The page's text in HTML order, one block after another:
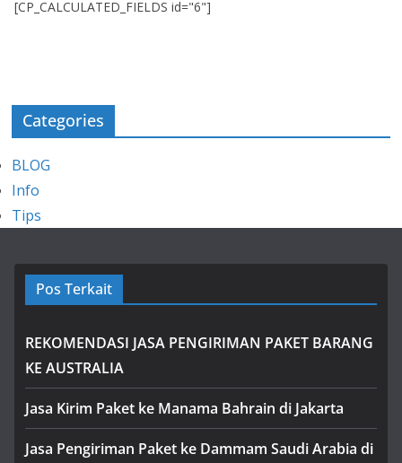
[CP_CALCULATED_FIELDS id="6"]
Categories
BLOG
Info
Tips
Pos Terkait
REKOMENDASI JASA PENGIRIMAN PAKET BARANG
KE AUSTRALIA
Jasa Kirim Paket ke Manama Bahrain di Jakarta
Jasa Pengiriman Paket ke Dammam Saudi Arabia di